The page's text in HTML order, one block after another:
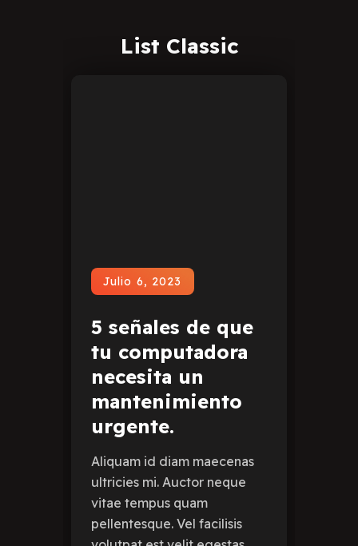
List Classic
Julio 6, 2023
5 señales de que
tu computadora
necesita un
mantenimiento
urgente.
Aliquam id diam maecenas
ultricies mi. Auctor neque
vitae tempus quam
pellentesque. Vel facilisis